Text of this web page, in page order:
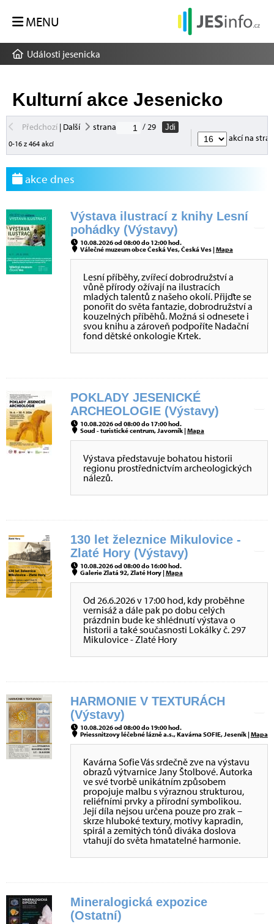
MENU
Události jesenicka
Kulturní akce Jesenicko
Předchozí| Další strana / 29
Jdi
0-16 z 464 akcí
akcí na
akce dnes
Výstava ilustrací z knihy Lesní
pohádky (Výstavy)
10.08.2026 od 08:00 do 12:00 hod.
Válečné muzeum obce Česká Ves, Česká Ves |Mapa
Lesní příběhy, zvířecí dobrodružství a
vůně přírody ožívají na ilustracích
mladých talentů z našeho okolí. Přijďte se
ponořit do světa fantazie, dobrodružství a
kouzelných příběhů. Možná si odnesete i
svou knihu a zároveň podpoříte Nadační
fond dětské onkologie Krtek.
POKLADY JESENICKÉ
ARCHEOLOGIE (Výstavy)
10.08.2026 od 08:00 do 17:00 hod.
Soud - turistické centrum, Javorník |Mapa
Výstava představuje bohatou historii
regionu prostřednictvím archeologických
nálezů.
130 let železnice Mikulovice -
Zlaté Hory (Výstavy)
10.08.2026 od 08:00 do 16:00 hod.
Galerie Zlatá 92, Zlaté Hory |Mapa
Od 26.6.2026 v 17:00 hod, kdy proběhne
vernisáž a dále pak po dobu celých
prázdnin bude ke shlédnutí výstava o
historii a také současnosti Lokálky č. 297
Mikulovice - Zlaté Hory
HARMONIE V TEXTURÁCH
(Výstavy)
10.08.2026 od 08:00 do 19:00 hod.
Priessnitzovy léčebné lázně a.s., Kavárna SOFIE, Jeseník |Mapa
Kavárna Sofie Vás srdečně zve na výstavu
obrazů výtvarnice Jany Štolbové. Autorka
ve své tvorbě unikátním způsobem
propojuje malbu s výraznou strukturou,
reliéfními prvky a přírodní symbolikou.
Její díla nejsou určena pouze pro zrak –
skrze hluboké textury, motivy kapradin,
spirál a zemitých tónů diváka doslova
vtahují do světa hmatatelné harmonie.
Mineralogická expozice
(Ostatní)